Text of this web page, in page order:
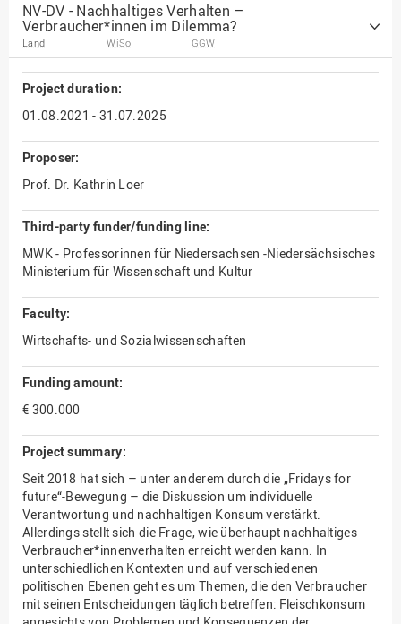
NV-DV - Nachhaltiges Verhalten –
Verbraucher*innen im Dilemma?
Land WiSo GGW
Project duration:
01.08.2021 - 31.07.2025
Proposer:
Prof. Dr. Kathrin Loer
Third-party funder/funding line:
MWK - Professorinnen für Niedersachsen -Niedersächsisches
Ministerium für Wissenschaft und Kultur
Faculty:
Wirtschafts- und Sozialwissenschaften
Funding amount:
€ 300.000
Project summary:
Seit 2018 hat sich – unter anderem durch die „Fridays for
future“-Bewegung – die Diskussion um individuelle
Verantwortung und nachhaltigen Konsum verstärkt.
Allerdings stellt sich die Frage, wie überhaupt nachhaltiges
Verbraucher*innenverhalten erreicht werden kann. In
unterschiedlichen Kontexten und auf verschiedenen
politischen Ebenen geht es um Themen, die den Verbraucher
mit seinen Entscheidungen täglich betreffen: Fleischkonsum